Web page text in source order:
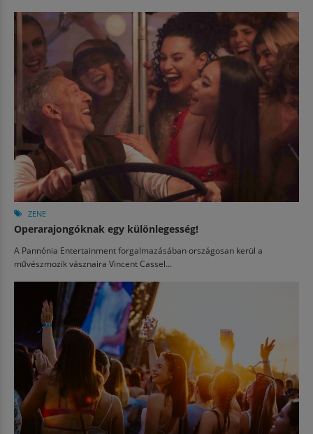
ZENE
Operarajongóknak egy különlegesség!
A Pannónia Entertainment forgalmazásában országosan kerül a
művészmozik vásznaira Vincent Cassel...